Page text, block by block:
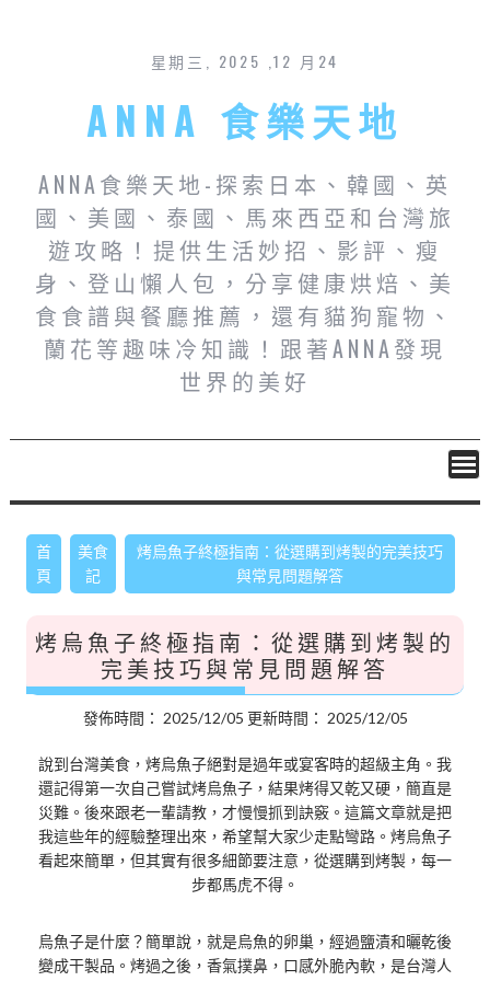
星期三, 2025 ,12 月24
ANNA 食樂天地
ANNA食樂天地-探索日本、韓國、英
國、美國、泰國、馬來西亞和台灣旅
遊攻略！提供生活妙招、影評、瘦
身、登山懶人包，分享健康烘焙、美
食食譜與餐廳推薦，還有貓狗寵物、
蘭花等趣味冷知識！跟著ANNA發現
世界的美好
首
頁
美食
記
烤烏魚子終極指南：從選購到烤製的完美技巧
與常見問題解答
烤烏魚子終極指南：從選購到烤製的
完美技巧與常見問題解答
發佈時間： 2025/12/05 更新時間： 2025/12/05
說到台灣美食，烤烏魚子絕對是過年或宴客時的超級主角。我
還記得第一次自己嘗試烤烏魚子，結果烤得又乾又硬，簡直是
災難。後來跟老一輩請教，才慢慢抓到訣竅。這篇文章就是把
我這些年的經驗整理出來，希望幫大家少走點彎路。烤烏魚子
看起來簡單，但其實有很多細節要注意，從選購到烤製，每一
步都馬虎不得。
烏魚子是什麼？簡單說，就是烏魚的卵巢，經過鹽漬和曬乾後
變成干製品。烤過之後，香氣撲鼻，口感外脆內軟，是台灣人